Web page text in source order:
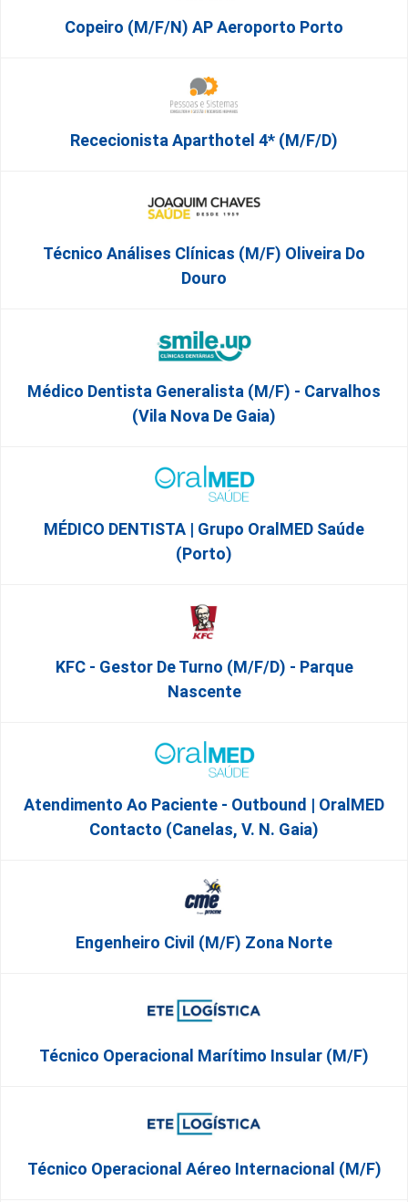
Copeiro (M/F/N) AP Aeroporto Porto
Rececionista Aparthotel 4* (m/f/d)
Técnico Análises Clínicas (M/F) Oliveira Do
Douro
Médico Dentista Generalista (M/F) - Carvalhos
(Vila Nova De Gaia)
MÉDICO DENTISTA | Grupo OralMED Saúde
(Porto)
KFC - Gestor De Turno (m/f/d) - Parque
Nascente
Atendimento Ao Paciente - Outbound | OralMED
Contacto (Canelas, V. N. Gaia)
Engenheiro Civil (m/f) Zona Norte
Técnico Operacional Marítimo Insular (m/f)
Técnico Operacional Aéreo Internacional (m/f)